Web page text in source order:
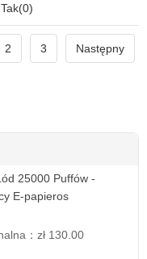
Tak(0)
2 3 Następny
25000 Puffów -
E-papieros
：zł 130.00